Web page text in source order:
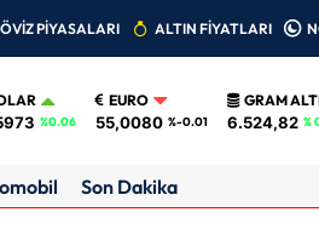
PİYASALARI ALTIN FİYATLARI
%0.06
EURO
55,0080 %-0.01
GRAM
6.524,82 %
Son Dakika